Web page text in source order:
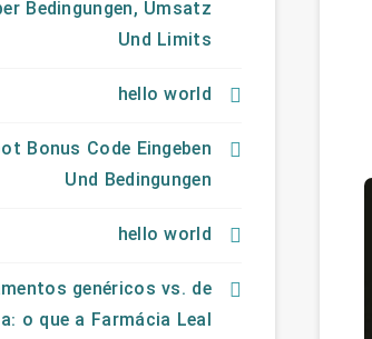
Bedingungen, Umsatz
Und Limits
hello world
Bonus Code Eingeben
Und Bedingungen
hello world
genéricos vs. de
o que a Farmácia Leal